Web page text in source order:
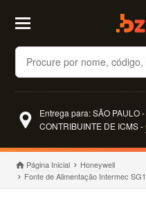
Buscar
Entrega para: SÃO PAULO
CONTRIBUINTE DE ICMS -
Página Inicial
Honeywell
Fonte de Alimentação Intermec